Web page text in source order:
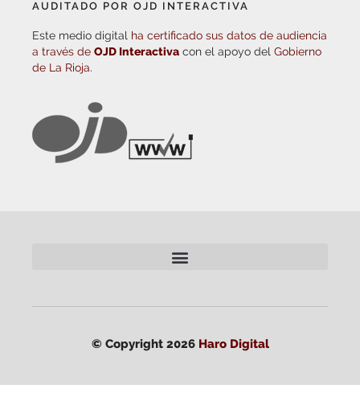
AUDITADO POR OJD INTERACTIVA
Este medio digital ha certificado sus datos de audiencia
a través de OJD Interactiva con el apoyo del Gobierno
de La Rioja.
© Copyright 2026 Haro Digital